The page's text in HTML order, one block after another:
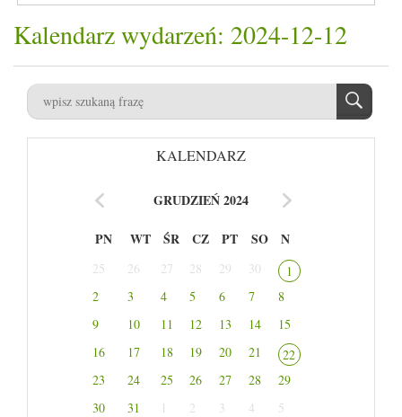
Kalendarz wydarzeń: 2024-12-12
KALENDARZ
GRUDZIEŃ 2024
PN WT ŚR CZ PT SO N
25 26 27 28 29 30
1
2
3 4 5 6 7
8
9
10 11 12 13 14
15
16
17 18 19 20 21
22
23
24 25 26 27 28
29
30
31 1 2 3 4 5